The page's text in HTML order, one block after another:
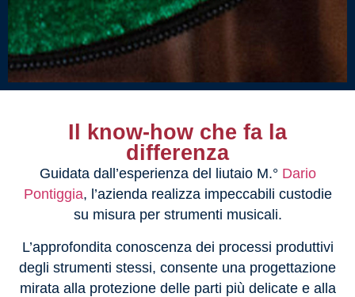
Il know-how che fa la
differenza
Guidata dall’esperienza del liutaio M.° Dario
Pontiggia, l’azienda realizza impeccabili custodie
su misura per strumenti musicali.
L’approfondita conoscenza dei processi produttivi
degli strumenti stessi, consente una progettazione
mirata alla protezione delle parti più delicate e alla